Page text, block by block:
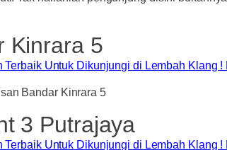
Kinrara 5
Bandar Kinrara 5
3 Putrajaya